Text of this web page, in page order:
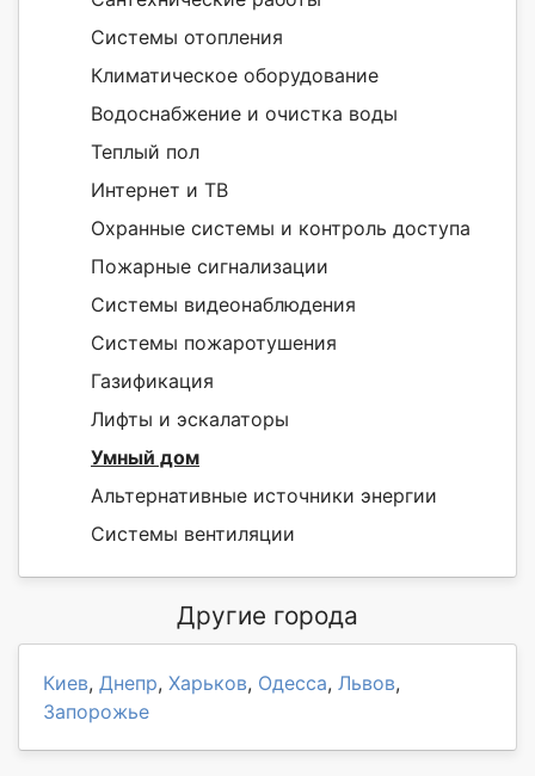
Системы отопления
Климатическое оборудование
Водоснабжение и очистка воды
Теплый пол
Интернет и ТВ
Охранные системы и контроль доступа
Пожарные сигнализации
Системы видеонаблюдения
Системы пожаротушения
Газификация
Лифты и эскалаторы
Умный дом
Альтернативные источники энергии
Системы вентиляции
Другие города
Киев, Днепр, Харьков, Одесса, Львов,
Запорожье